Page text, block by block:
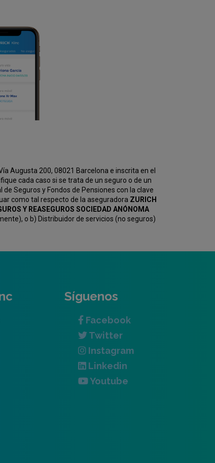
Augusta 200, 08021 Barcelona e inscrita en el
cada caso si se trata de un seguro o de un
Seguros y Fondos de Pensiones con la clave
como tal respecto de la aseguradora ZURICH
Y REASEGUROS SOCIEDAD ANÓNOMA
o b) Distribuidor de servicios (no seguros)
Síguenos
Facebook
Twitter
Instagram
Linkedin
Youtube